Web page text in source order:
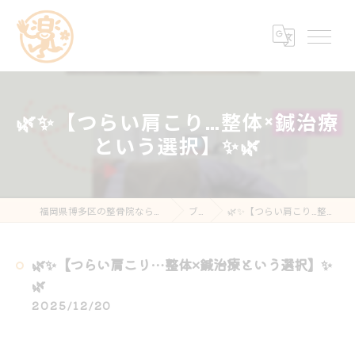
🌿✨【つらい肩こり…整体×鍼治療
という選択】✨🌿
ブログ 🌿✨【つらい肩こり…整体×鍼治療という選択】✨🌿
🌿✨【つらい肩こり…整体×鍼治療という選択】✨
🌿
2025/12/20